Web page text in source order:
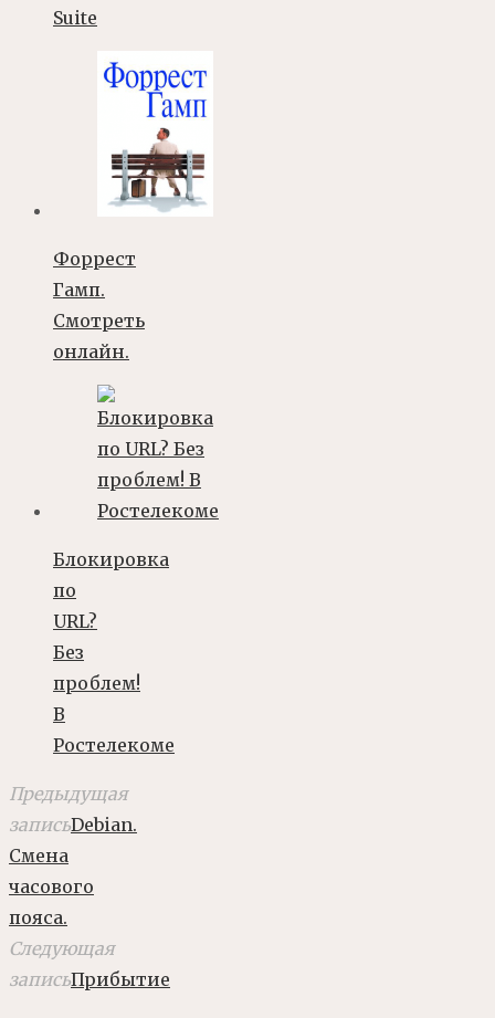
Suite
Форрест
Гамп.
Смотреть
онлайн.
Блокировка
по
URL?
Без
проблем!
В
Ростелекоме
Предыдущая
записьDebian.
Смена
часового
пояса.
Следующая
записьПрибытие